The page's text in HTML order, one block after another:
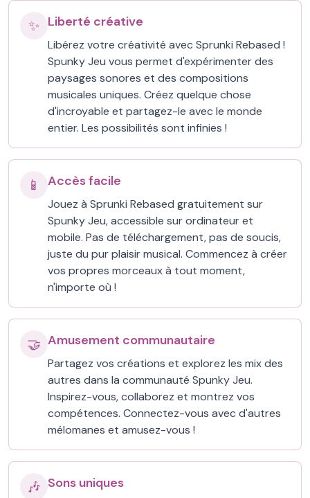
✨ Liberté créative
Libérez votre créativité avec Sprunki Rebased !
Spunky Jeu vous permet d'expérimenter des
paysages sonores et des compositions
musicales uniques. Créez quelque chose
d'incroyable et partagez-le avec le monde
entier. Les possibilités sont infinies !
📱 Accès facile
Jouez à Sprunki Rebased gratuitement sur
Spunky Jeu, accessible sur ordinateur et
mobile. Pas de téléchargement, pas de soucis,
juste du pur plaisir musical. Commencez à créer
vos propres morceaux à tout moment,
n'importe où !
🤝 Amusement communautaire
Partagez vos créations et explorez les mix des
autres dans la communauté Spunky Jeu.
Inspirez-vous, collaborez et montrez vos
compétences. Connectez-vous avec d'autres
mélomanes et amusez-vous !
🎶 Sons uniques